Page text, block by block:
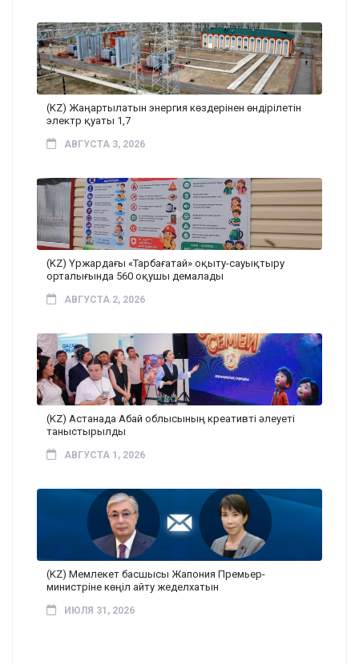
(KZ) Жаңартылатын энергия көздерінен өндірілетін
электр қуаты 1,7
АВГУСТА 3, 2026
(KZ) Үржардағы «Тарбағатай» оқыту-сауықтыру
орталығында 560 оқушы демалады
АВГУСТА 2, 2026
(KZ) Астанада Абай облысының креативті әлеуеті
таныстырылды
АВГУСТА 1, 2026
(KZ) Мемлекет басшысы Жапония Премьер-
министріне көңіл айту жеделхатын
ИЮЛЯ 31, 2026